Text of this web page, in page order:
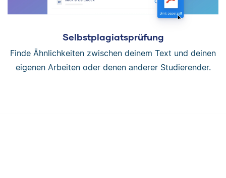
Selbstplagiatsprüfung
Finde Ähnlichkeiten zwischen deinem Text und deinen
eigenen Arbeiten oder denen anderer Studierender.